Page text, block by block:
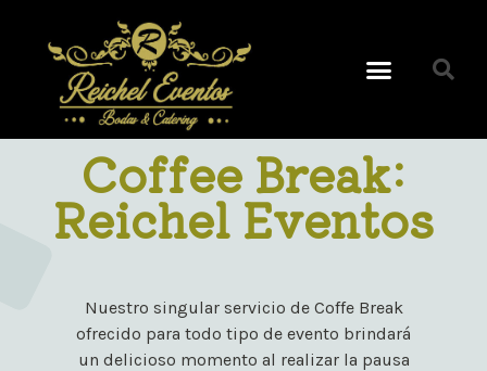
Coffee Break:
Reichel Eventos
Nuestro singular servicio de Coffe Break
ofrecido para todo tipo de evento brindará
un delicioso momento al realizar la pausa